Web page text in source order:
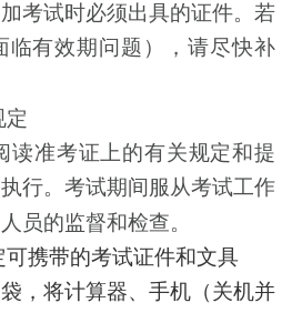
考试时必须出具的证件。若
临有效期问题），请尽快补
定
读准考证上的有关规定和提
行。考试期间服从考试工作
员的监督和检查。
可携带的考试证件和文具
，将计算器、手机（关机并